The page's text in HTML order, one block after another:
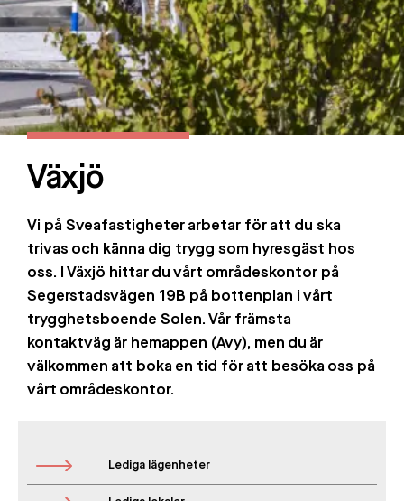
Växjö
Vi på Sveafastigheter arbetar för att du ska
trivas och känna dig trygg som hyresgäst hos
oss. I Växjö hittar du vårt områdeskontor på
Segerstadsvägen 19B på bottenplan i vårt
trygghetsboende Solen. Vår främsta
kontaktväg är hemappen (Avy), men du är
välkommen att boka en tid för att besöka oss på
vårt områdeskontor.
Lediga lägenheter